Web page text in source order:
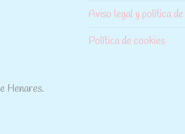
Henares.
Aviso legal y política
Política de cookies